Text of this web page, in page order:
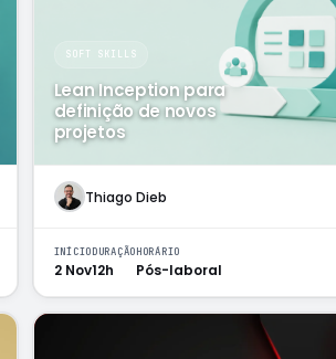
SOFT SKILLS
Lean Inception para
definição de novos
projetos
Thiago Dieb
INÍCIO
2 Nov
DURAÇÃO
12h
HORÁRIO
Pós-laboral